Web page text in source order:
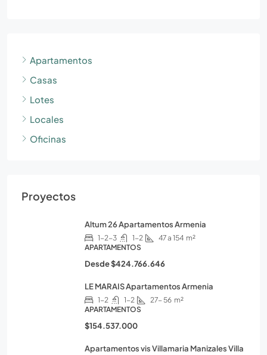
Apartamentos
Casas
Lotes
Locales
Oficinas
Proyectos
Altum 26 Apartamentos Armenia
1-2-3 1-2 47 a 154 m²
APARTAMENTOS
Desde$424.766.646
LE MARAIS Apartamentos Armenia
1-2 1-2 27- 56 m²
APARTAMENTOS
$154.537.000
Apartamentos vis Villamaria Manizales Villa